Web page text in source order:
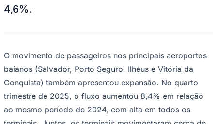
De acordo com a Pesquisa Mensal de
Serviços (PMS/IBGE), que integra o
Boletim de Análise Conjuntural do Turismo
na Bahia, publicado no site dogoverno da
Bahia, o setor turístico baiano registrou
crescimento de 6,6% em 2025 na